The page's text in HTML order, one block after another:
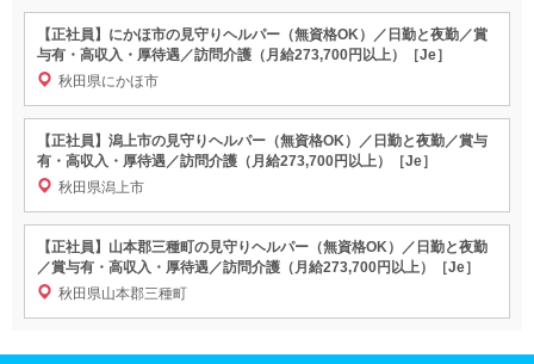
【正社員】にかほ市の見守りヘルパー（無資格OK）／日勤と夜勤／賞
与有・高収入・厚待遇／訪問介護（月給273,700円以上）［Je］
秋田県にかほ市
【正社員】潟上市の見守りヘルパー（無資格OK）／日勤と夜勤／賞与
有・高収入・厚待遇／訪問介護（月給273,700円以上）［Je］
秋田県潟上市
【正社員】山本郡三種町の見守りヘルパー（無資格OK）／日勤と夜勤
／賞与有・高収入・厚待遇／訪問介護（月給273,700円以上）［Je］
秋田県山本郡三種町